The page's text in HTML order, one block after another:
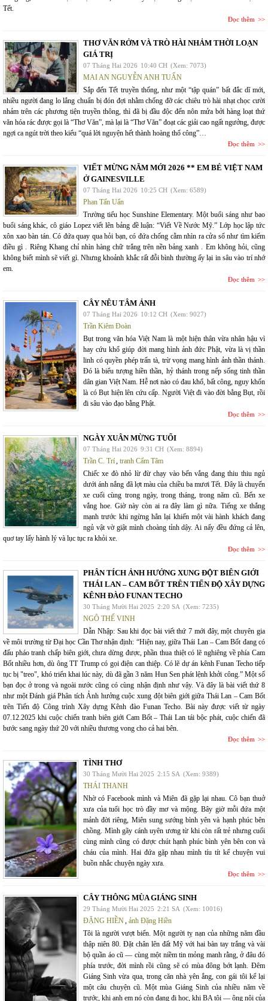
Tết.
Đọc thêm
THƠ VĂN RỞM VÀ TRÒ HÀI NHẢM THỜI LOẠN
GIÁ TRỊ
07 Tháng Hai 2026 10:40 CH (Xem: 7073)
MAI AN NGUYỄN ANH TUẤN
Sắp đến Tết truyền thống, như một “tập quán” bất đắc dĩ mới,
nhiều người đang lo lắng chuẩn bị đón đợi nhằm chống đỡ các chiêu trò hài nhạt chọc cười
nhảm trên các phương tiện truyền thông, thì đã bị đầu độc đến nôn mửa bởi hàng loạt thứ
văn hóa rác được gọi là “Thơ Văn”, mà lại là “Thơ Văn” đoạt các giải cao ngất ngưởng, được
ngợi ca ngút trời theo kiểu “quá lời nguyện hết thành hoàng thổ công”…
Đọc thêm
VIẾT MỪNG NĂM MỚI 2026 ** EM BÉ VIỆT NAM
Ở GAINESVILLE
07 Tháng Hai 2026 10:25 CH (Xem: 6589)
Phan Tấn Uẩn
Trường tiểu học Sunshine Elementary. Một buổi sáng như bao
buổi sáng khác, cô giáo Lopez viết lên bảng đề luận: “Viết Về Nước Mỹ.” Lớp học lập tức
xôn xao bàn tán. Có đứa quay qua hỏi bạn, có đứa chống cằm nhìn ra cửa sổ như tìm kiếm
điều gì . Riêng Khang chỉ nhìn hàng chữ trắng trên nền bảng xanh . Em không hỏi, cũng
không biết mình sẽ viết gì. Nhưng khoảnh khắc rất đỗi bình thường ấy lại in sâu vào trí nhớ
em.
Đọc thêm
CÂY NÊU TÂM ẢNH
07 Tháng Hai 2026 10:12 CH (Xem: 9027)
Trần Kiêm Đoàn
Bụt trong văn hóa Việt Nam là một hiện thân vừa nhân hậu vì
hay cứu khổ giúp đời mang hình ảnh đức Phật, vừa là vị thần
linh có quyền phép trấn tà, trừ vọng mang hình ảnh thần thánh.
Đó là biểu tượng hiền thần, hỷ thánh trong nếp sống tinh thần
dân gian Việt Nam. Hễ nơi nào có đau khổ, bất công, nguy khốn
là có Bụt hiện lên cứu cấp. Người Việt đi vào đời bằng Bụt, rồi
đi sâu vào đạo bằng Phật.
Đọc thêm
NGÀY XUÂN MỪNG TUỔI
07 Tháng Hai 2026 9:31 CH (Xem: 8894)
Trần C. Trí, tranh Cẩm Tâm
Chiếc xe đò nhỏ lừ đừ chạy vào bến vắng đang thiu thiu ngủ
dưới ánh nắng đã lợt màu của chiều ba mươi Tết. Đây là chuyến
xe cuối cùng trong ngày, trong tháng, trong năm cũ. Bến xe
vắng hoe. Giờ này còn ai ra đây làm gì nữa. Tiếng xe thắng
mạnh trước khi ngừng hẳn lại khiến một vài hành khách đang
ngủ vật vờ giật mình choàng tỉnh dậy. Ai nấy đều đứng cả lên,
quơ tay lấy hành lý và lục tục ra khỏi xe.
Đọc thêm
PHÂN TÍCH ẢNH HƯỞNG XUNG ĐỘT BIÊN GIỚI
THÁI LAN – CAM BỐT TRÊN TIẾN ĐỘ XÂY DỰNG
KÊNH ĐÀO FUNAN TECHO
30 Tháng Mười Hai 2025 2:20 SA (Xem: 7235)
NGÔ THẾ VINH
Dẫn Nhập: Sau khi đọc bài viết thứ 7 mới đây, một chuyên gia
về môi trường từ Đại học Cần Thơ nhận định: “Hiện nay, giữa Thái Lan – Cam Bốt đang có
đấu pháo tranh chấp biên giới, chưa dừng được, phần thua thiệt có lẽ nghiêng về phía Cam
Bốt nhiều hơn, dù ông TT Trump có gọi điện can thiệp. Có lẽ dự án kênh Funan Techo tiếp
tục bị "treo", khó triển khai lúc này, dù đã gần 3 năm Hun Sen phát lệnh khởi công.” Một số
bạn đọc ở trong và ngoài nước cũng có cùng nhận định như vậy. Và đây là bài viết thứ 8
như một Đánh giá Phân tích Ảnh hưởng cuộc xung đột biên giới giữa Thái Lan – Cam Bốt
trên Tiến độ Công trình Xây dựng Kênh đào Funan Techo. Bài này được viết từ ngày
07.12.2025 khi cuộc chiến tranh biên giới Cam Bốt – Thái Lan tái bộc phát, cuộc chiến đã
bước sang ngày thứ 20 với nhiều thương vong cho cả hai bên.
Đọc thêm
TÌNH THƠ
30 Tháng Mười Hai 2025 2:15 SA (Xem: 9389)
THÁI THANH
Nhờ có Facebook mình và Miên đã gặp lại nhau. Cô bạn thuở
xưa của tuổi học trò đầy mơ và mộng. Bây giờ mỗi đứa một
mảnh đời riêng, Miên sung sướng bình yên và hạnh phúc bên
chồng. Mình gãy cánh uyên ương từ khi còn rất trẻ nhưng cuối
cùng mình cũng có được chút hạnh phúc bình yên bên con và
cháu của mình. Hai đứa gặp nhau mình tíu tít kể chuyện vui
buồn nhắc chuyện ngày xưa.
Đọc thêm
CÂY THÔNG MÙA GIÁNG SINH
29 Tháng Mười Hai 2025 2:21 SA (Xem: 10016)
ĐẶNG HIỀN, ảnh Đặng Hiền
Tôi là người vượt biển. Một người tỵ nạn của những năm đầu
thập niên 80. Đặt chân lên đất Mỹ với hai bàn tay trắng và vài
bộ quần áo cũ — cùng một niềm tin mỏng manh rằng, ở đâu đó
phía trước, đời mình rồi cũng sẽ có mùa đông bớt lạnh. Đêm
Giáng Sinh vừa qua, trong căn nhà yên ắng, con gái tôi kể lại
một câu chuyện cũ. Một mùa Giáng Sinh của nhiều năm về
trước, khi anh em nó còn đang đi học, khi BA tôi — ông nội của